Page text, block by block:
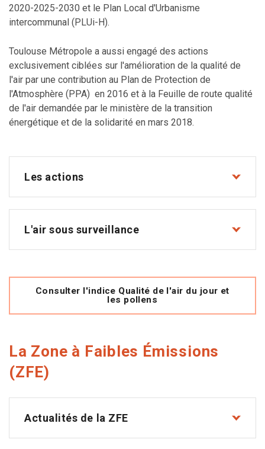
2020-2025-2030 et le Plan Local d'Urbanisme
intercommunal (PLUi-H).
Toulouse Métropole a aussi engagé des actions
exclusivement ciblées sur l'amélioration de la qualité de
l'air par une contribution au Plan de Protection de
l'Atmosphère (PPA) en 2016 et à la Feuille de route qualité
de l'air demandée par le ministère de la transition
énergétique et de la solidarité en mars 2018.
Les actions
L'air sous surveillance
Consulter l'indice Qualité de l'air du jour et
les pollens
La Zone à Faibles Émissions
(ZFE)
Actualités de la ZFE